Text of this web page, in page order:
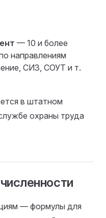
— 10 и более
направлениям
СИЗ, СОУТ и т.
в штатном
охраны труда
— формулы для